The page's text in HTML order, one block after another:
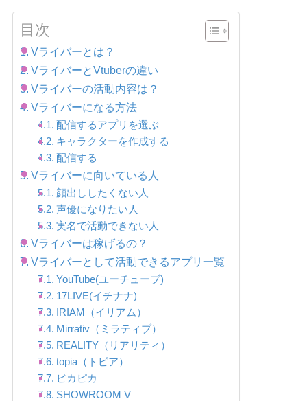
目次
Vライバーとは？
VライバーとVtuberの違い
Vライバーの活動内容は？
Vライバーになる方法
配信するアプリを選ぶ
キャラクターを作成する
配信する
Vライバーに向いている人
顔出ししたくない人
声優になりたい人
実名で活動できない人
Vライバーは稼げるの？
Vライバーとして活動できるアプリ一覧
YouTube(ユーチューブ)
17LIVE(イチナナ)
IRIAM（イリアム）
Mirrativ（ミラティブ）
REALITY（リアリティ）
topia（トピア）
ピカピカ
SHOWROOM V